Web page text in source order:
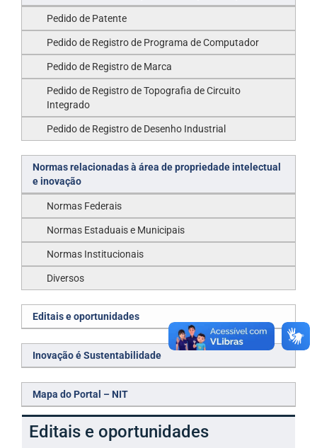
Pedido de Patente
Pedido de Registro de Programa de Computador
Pedido de Registro de Marca
Pedido de Registro de Topografia de Circuito
Integrado
Pedido de Registro de Desenho Industrial
Normas relacionadas à área de propriedade intelectual
e inovação
Normas Federais
Normas Estaduais e Municipais
Normas Institucionais
Diversos
Editais e oportunidades
Inovação é Sustentabilidade
Mapa do Portal – NIT
Editais e oportunidades